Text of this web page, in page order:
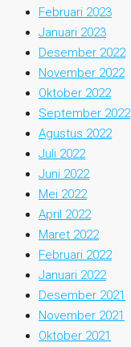
Februari 2023
Januari 2023
Desember 2022
November 2022
Oktober 2022
September 2022
Agustus 2022
Juli 2022
Juni 2022
Mei 2022
April 2022
Maret 2022
Februari 2022
Januari 2022
Desember 2021
November 2021
Oktober 2021